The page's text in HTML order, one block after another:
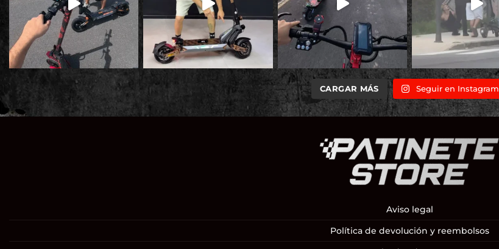
CARGAR MÁS Seguir en Instagram
Aviso legal
Política de devolución y reembolsos